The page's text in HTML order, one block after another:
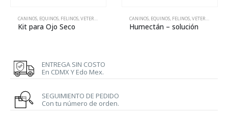
CANINOS, EQUINOS, FELINOS,VETERINARIA
Kit para Ojo Seco
CANINOS, EQUINOS, FELINOS,VETERINARIA
Humectán – solución
ENTREGA SIN COSTO
En CDMX Y Edo Mex.
SEGUIMIENTO DE PEDIDO
Con tu número de orden.